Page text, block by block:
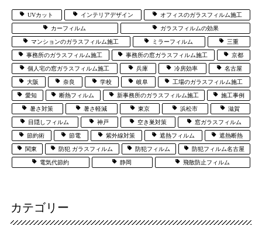
UVカット インテリアデザイン オフィスのガラスフィルム施工
カーフィルム ガラスフィルムの効果
マンションのガラスフィルム施工 ミラーフィルム 三重
事務所のガラスフィルム施工 事務所の窓ガラスフィルム施工 京都
個人宅の窓ガラスフィルム施工 兵庫 冷房効率 名古屋
大阪 奈良 学校 岐阜 工場のガラスフィルム施工
愛知 断熱フィルム 新事務所のガラスフィルム施工 施工事例
暑さ対策 暑さ軽減 東京 浜松市 滋賀
目隠しフィルム 神戸 空き巣対策 窓ガラスフィルム
節約術 節電 紫外線対策 遮熱フィルム 遮熱断熱
関東 防犯 ガラスフィルム 防犯フィルム 防犯フィルム名古屋
電気代節約 静岡 飛散防止フィルム
カテゴリー